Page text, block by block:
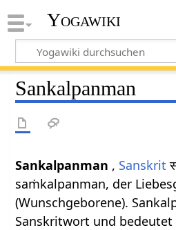
Yogawiki
Sankalpanman
Sankalpanman , Sanskrit
saṁkalpanman, der
(Wunschgeborene).
Sanskritwort und bedeutet